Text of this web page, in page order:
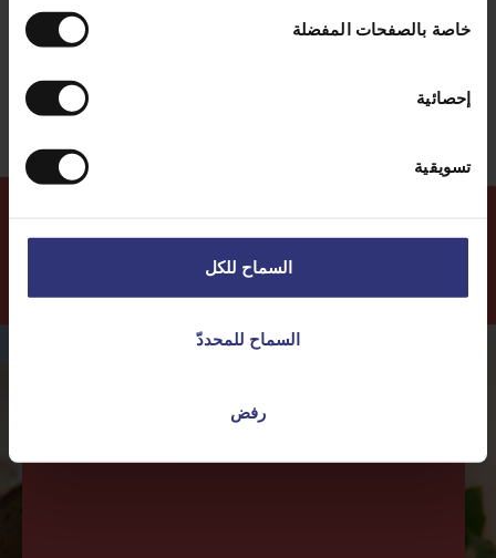
خاصة بالصفحات المفضلة
إحصائية
تسويقية
السماح للكل
السماح للمحددّ
رفض
المزيد منالوصفات